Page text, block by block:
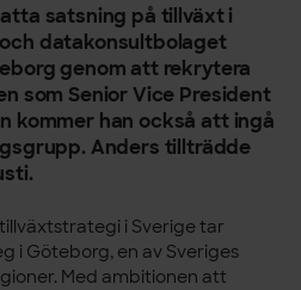
satsning på tillväxt i
datakonsultbolaget
genom att rekrytera
som Senior Vice President
kommer han också att ingå
Anders tillträdde
i Sverige tar
i Göteborg, en av Sveriges
Med ambitionen att